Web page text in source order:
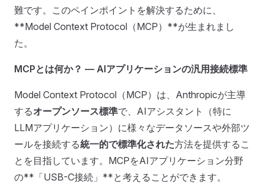
難です。このペインポイントを解決するために、
**Model Context Protocol（MCP）**が生まれまし
た。
MCPとは何か？ — AIアプリケーションの汎用接続標準
Model Context Protocol（MCP）は、Anthropicが主導
するオープンソース標準で、AIアシスタント（特に
LLMアプリケーション）に様々なデータソースや外部ツ
ールを接続する統一的で標準化された方法を提供するこ
とを目指しています。MCPをAIアプリケーション分野
の**「USB-C接続」**と考えることができます。